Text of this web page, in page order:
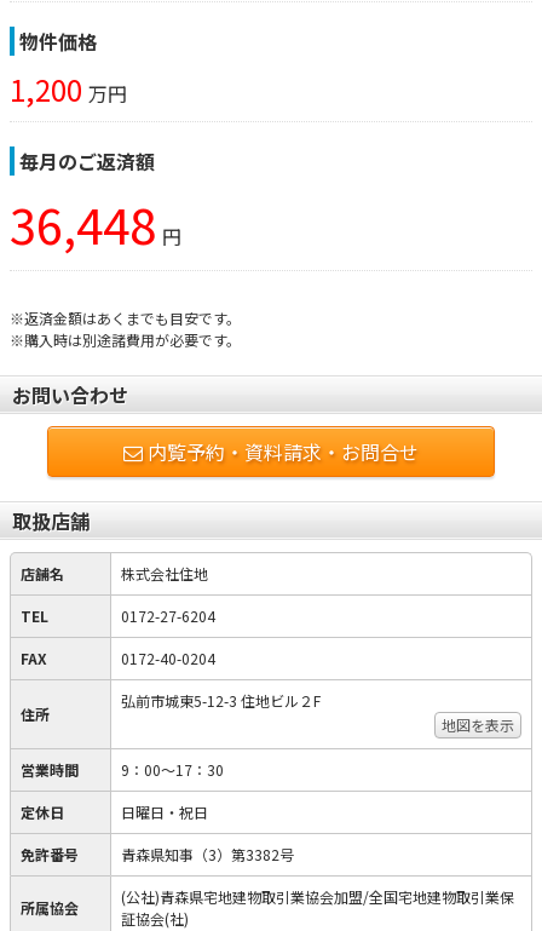
物件価格
1,200 万円
毎月のご返済額
36,448 円
※返済金額はあくまでも目安です。
※購入時は別途諸費用が必要です。
お問い合わせ
内覧予約・資料請求・お問合せ
取扱店舗
店舗名 株式会社住地
TEL 0172-27-6204
FAX 0172-40-0204
住所
弘前市城東5-12-3 住地ビル２F
地図を表示
営業時間 9：00～17：30
定休日 日曜日・祝日
免許番号 青森県知事（3）第3382号
所属協会
(公社)青森県宅地建物取引業協会加盟/全国宅地建物取引業保
証協会(社)